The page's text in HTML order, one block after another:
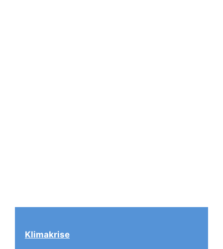
Klimakrise